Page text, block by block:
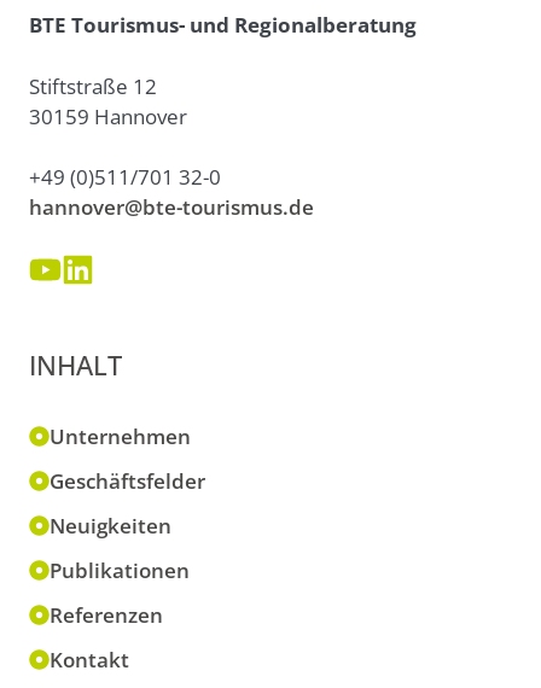
BTE Tourismus- und Regionalberatung
Stiftstraße 12
30159 Hannover
+49 (0)511/701 32-0
hannover@bte-tourismus.de
INHALT
Unternehmen
Geschäftsfelder
Neuigkeiten
Publikationen
Referenzen
Kontakt